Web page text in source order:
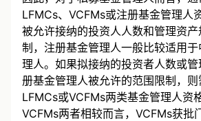
LFMCs、VCFMs或注册基金管理人
被允许接纳的投资人人数和管理资
制，注册基金管理人一般比较适用
理人。如果拟接纳的投资者人数或
册基金管理人被允许的范围限制，
LFMCs或VCFMs两类基金管理人资
VCFMs两者相较而言，VCFMs获批